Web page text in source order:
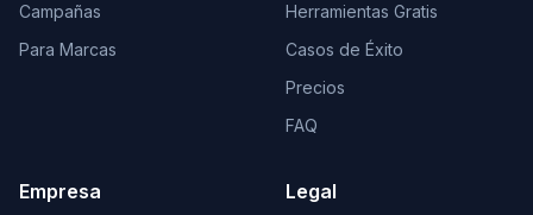
Campañas
Para Marcas
Herramientas Gratis
Casos de Éxito
Precios
FAQ
Empresa Legal